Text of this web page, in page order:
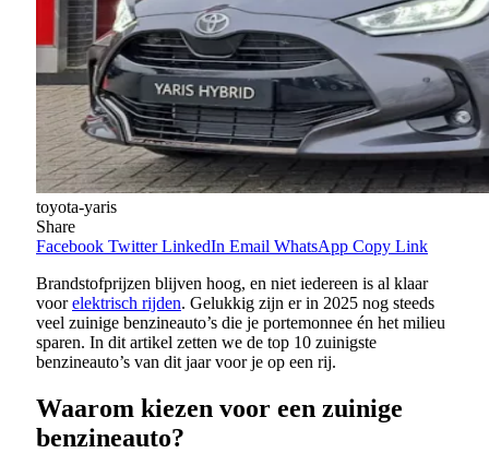
toyota-yaris
Share
Facebook Twitter LinkedIn Email WhatsApp Copy Link
Brandstofprijzen blijven hoog, en niet iedereen is al klaar
voorelektrisch rijden. Gelukkig zijn er in 2025 nog steeds
veel zuinige benzineauto’s die je portemonnee én het milieu
sparen. In dit artikel zetten we de top 10 zuinigste
benzineauto’s van dit jaar voor je op een rij.
Waarom kiezen voor een zuinige
benzineauto?